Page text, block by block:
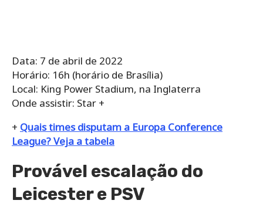
Data: 7 de abril de 2022
Horário: 16h (horário de Brasília)
Local: King Power Stadium, na Inglaterra
Onde assistir: Star +
+ Quais times disputam a Europa Conference
League? Veja a tabela
Provável escalação do
Leicester e PSV